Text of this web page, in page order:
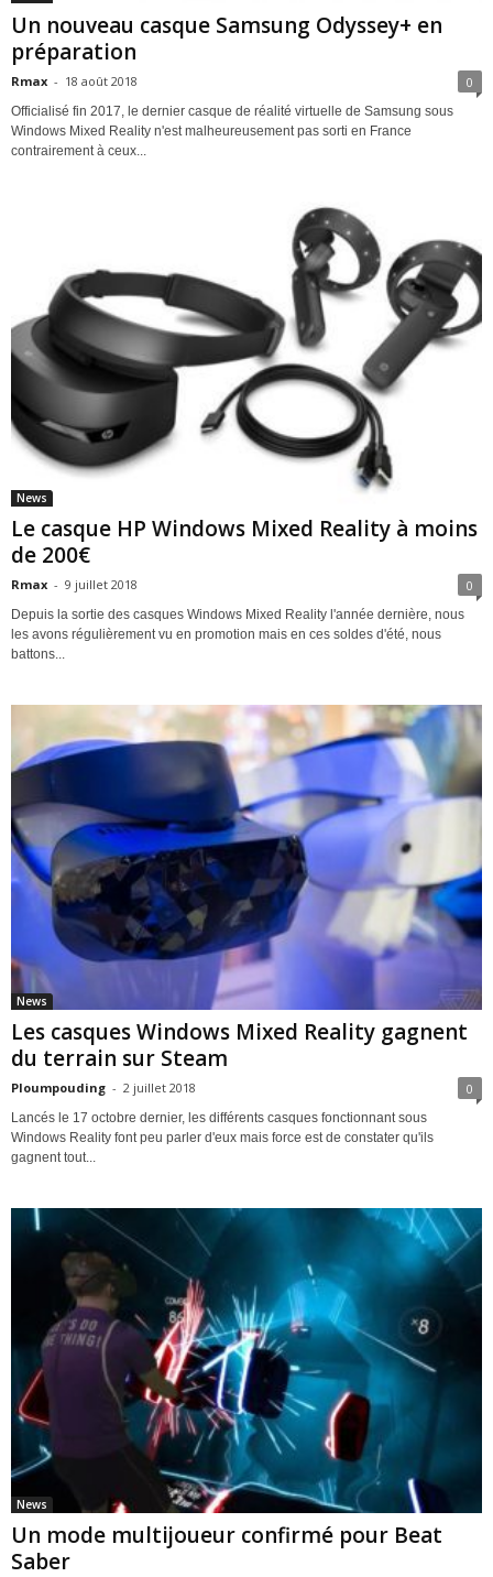
Un nouveau casque Samsung Odyssey+ en
préparation
Rmax - 18 août 2018 0
Officialisé fin 2017, le dernier casque de réalité virtuelle de Samsung sous
Windows Mixed Reality n'est malheureusement pas sorti en France
contrairement à ceux...
News
Le casque HP Windows Mixed Reality à moins
de 200€
Rmax - 9 juillet 2018 0
Depuis la sortie des casques Windows Mixed Reality l'année dernière, nous
les avons régulièrement vu en promotion mais en ces soldes d'été, nous
battons...
News
Les casques Windows Mixed Reality gagnent
du terrain sur Steam
Ploumpouding - 2 juillet 2018 0
Lancés le 17 octobre dernier, les différents casques fonctionnant sous
Windows Reality font peu parler d'eux mais force est de constater qu'ils
gagnent tout...
News
Un mode multijoueur confirmé pour Beat
Saber